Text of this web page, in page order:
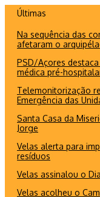
conteúdo
Últimas
Na sequência das
afetaram o
PSD/Açores
médica pré-
Telemonitorização
Emergência das
Santa Casa da
Jorge
Velas alerta para
resíduos
Velas assinalou o
Velas acolheu o